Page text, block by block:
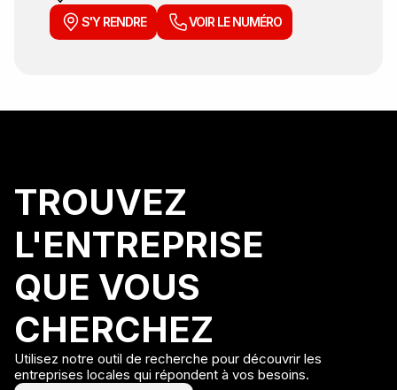
S'Y RENDRE VOIR LE NUMÉRO
TROUVEZ
L'ENTREPRISE
QUE VOUS
CHERCHEZ
Utilisez notre outil de recherche pour découvrir les
entreprises locales qui répondent à vos besoins.